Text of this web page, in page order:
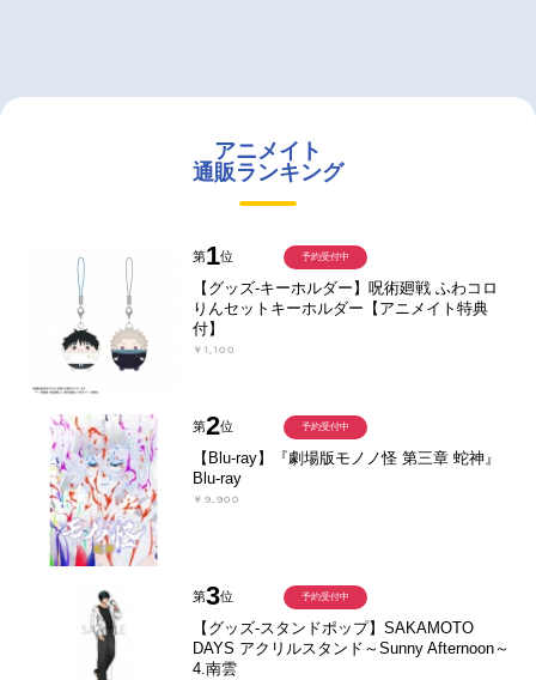
アニメイト
通販ランキング
第1位
【グッズ-キーホルダー】呪術廻戦 ふわコロ
りんセットキーホルダー【アニメイト特典
付】
￥1,100
予約受付中
第2位
【Blu-ray】『劇場版モノノ怪 第三章 蛇神』
Blu-ray
￥9,900
予約受付中
第3位
【グッズ-スタンドポップ】SAKAMOTO
DAYS アクリルスタンド～Sunny Afternoon～
4.南雲
予約受付中